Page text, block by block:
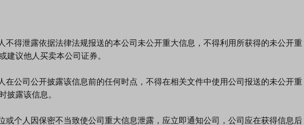
建议他人买卖本公司证券。
披露该信息。